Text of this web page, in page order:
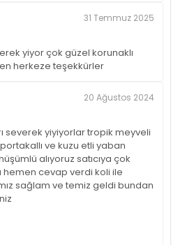
31 Temmuz 2025
yiyor çok güzel korunaklı
herkeze teşekkürler
20 Ağustos 2024
severek yiyiyorlar tropik meyveli
ve kuzu etli yaban
alıyoruz satıcıya çok
cevap verdi koli ile
sağlam ve temiz geldi bundan